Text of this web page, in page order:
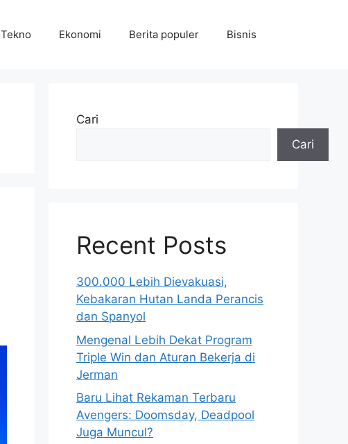
Tekno Ekonomi Berita populer Bisnis
Cari
Cari
Recent Posts
300.000 Lebih Dievakuasi,
Kebakaran Hutan Landa Perancis
dan Spanyol
Mengenal Lebih Dekat Program
Triple Win dan Aturan Bekerja di
Jerman
Baru Lihat Rekaman Terbaru
Avengers: Doomsday, Deadpool
Juga Muncul?